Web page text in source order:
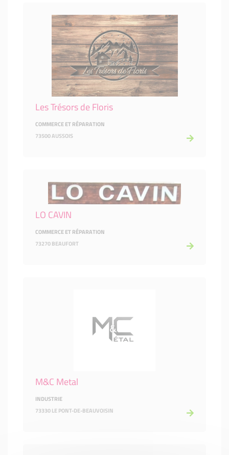
Les Trésors de Floris
COMMERCE ET RÉPARATION
73500 AUSSOIS
LO CAVIN
COMMERCE ET RÉPARATION
73270 BEAUFORT
M&C Metal
INDUSTRIE
73330 LE PONT-DE-BEAUVOISIN